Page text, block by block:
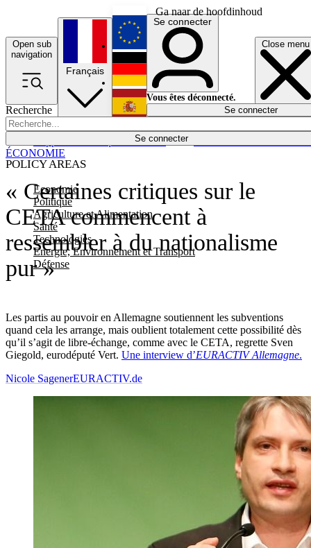
Ga naar de hoofdinhoud
Open sub
navigation
Close menu
Recherche
Se connecter
POLICY AREAS
Economie
Politique
Agriculture et Alimentation
Santé
Technologies
Energie, Environnement et Transport
Défense
Économie
Français
English
Deutsch
Español
Se connecter
Vous êtes déconnecté.
Se connecter
« Certaines critiques sur le
CETA commencent à
ressembler à du nationalisme
pur »
Les partis au pouvoir en Allemagne soutiennent les subventions
quand cela les arrange, mais oublient totalement cette possibilité dès
qu’il s’agit de libre-échange, comme avec le CETA, regrette Sven
Giegold, eurodéputé Vert. Une interview d’EURACTIV Allemagne.
ÉCONOMIE
Nicole SagenerEURACTIV.de